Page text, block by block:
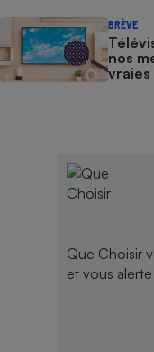
BRÈVE
nos
Que Choisir
et vous alerte